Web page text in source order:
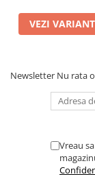
VEZI
Newsletter Nu rata
Vreau